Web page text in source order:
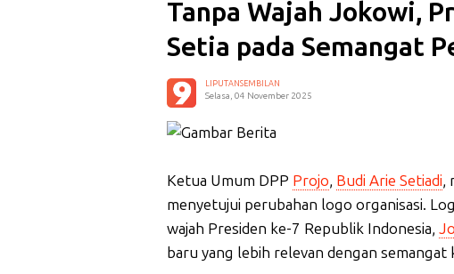
Tanpa Wajah Jokowi,
Setia pada Semangat
LIPUTANSEMBILAN
Selasa, 04 November 2025
Ketua Umum DPP Projo, Budi Arie Setiadi,
menyetujui perubahan logo organisasi.
wajah Presiden ke-7 Republik Indonesia,
baru yang lebih relevan dengan semangat